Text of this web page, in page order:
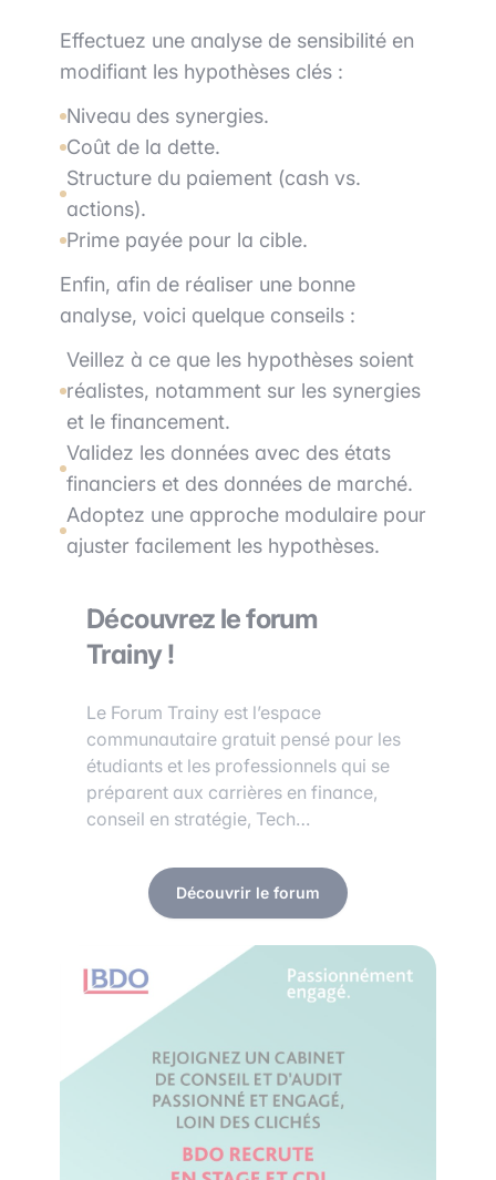
Effectuez une analyse de sensibilité en
modifiant les hypothèses clés :
Niveau des synergies.
Coût de la dette.
Structure du paiement (cash vs.
actions).
Prime payée pour la cible.
Enfin, afin de réaliser une bonne
analyse, voici quelque conseils :
Veillez à ce que les hypothèses soient
réalistes, notamment sur les synergies
et le financement.
Validez les données avec des états
financiers et des données de marché.
Adoptez une approche modulaire pour
ajuster facilement les hypothèses.
Découvrez le forum
Trainy !
Le Forum Trainy est l’espace
communautaire gratuit pensé pour les
étudiants et les professionnels qui se
préparent aux carrières en finance,
conseil en stratégie, Tech…
Découvrir le forum